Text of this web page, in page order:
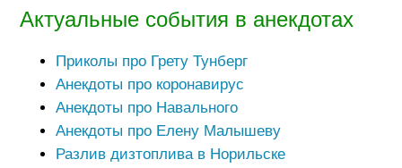
Актуальные события в анекдотах
Приколы про Грету Тунберг
Анекдоты про коронавирус
Анекдоты про Навального
Анекдоты про Елену Малышеву
Разлив дизтоплива в Норильске